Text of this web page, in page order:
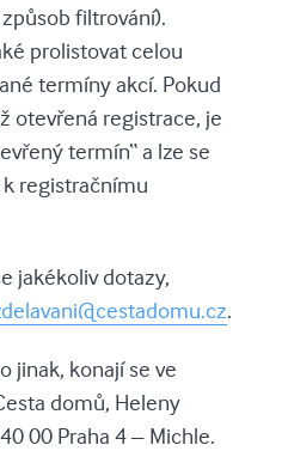
filtrování).
prolistovat celou
termíny akcí. Pokud
otevřená registrace, je
termín“ a lze se
registračnímu
jakékoliv dotazy,
.
jinak, konají se ve
domů, Heleny
00 Praha 4 – Michle.